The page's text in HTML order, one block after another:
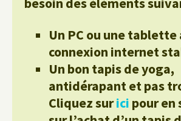
Un PC ou une tablette
connexion internet
Un bon tapis de yoga,
antidérapant et pas
Cliquez surici pour en